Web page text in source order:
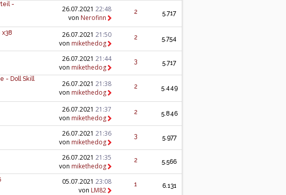
-
26.07.2021 22:48
von Nerofinn
2 5.717
x38 26.07.2021 21:50
von mikethedog
2 5.754
26.07.2021 21:44
von mikethedog
3 5.717
- Doll Skill
26.07.2021 21:38
von mikethedog
2 5.449
26.07.2021 21:37
von mikethedog
2 5.846
26.07.2021 21:36
von mikethedog
3 5.977
26.07.2021 21:35
von mikethedog
2 5.566
05.07.2021 23:08
von LM82
1 6.131